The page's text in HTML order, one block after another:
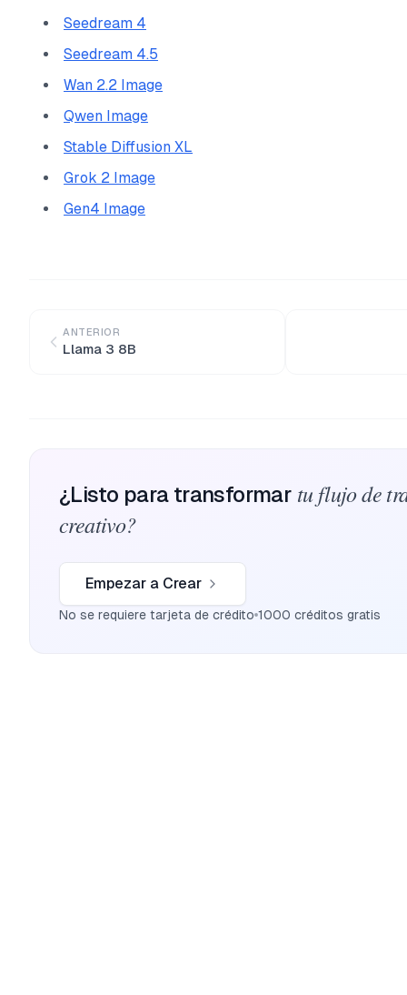
Seedream 4
Seedream 4.5
Wan 2.2 Image
Qwen Image
Stable Diffusion XL
Grok 2 Image
Gen4 Image
ANTERIOR
Llama 3 8B
¿Listo para transformar tu flujo de
creativo?
Empezar a Crear
No se requiere tarjeta de crédito 1000 créditos gratis